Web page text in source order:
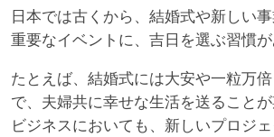
日本では古くから、結婚式や新しい
重要なイベントに、吉日を選ぶ習慣が
たとえば、結婚式には大安や一粒万
で、夫婦共に幸せな生活を送ることが
ビジネスにおいても、新しいプロジ